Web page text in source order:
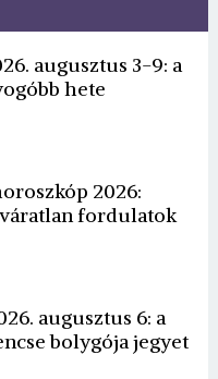
augusztus 3-9: a
hete
2026:
fordulatok
augusztus 6: a
bolygója jegyet